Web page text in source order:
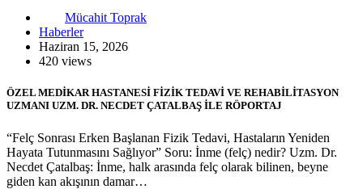
Mücahit Toprak
Haberler
Haziran 15, 2026
420 views
ÖZEL MEDİKAR HASTANESİ FİZİK TEDAVİ VE REHABİLİTASYON
UZMANI UZM. DR. NECDET ÇATALBAŞ İLE RÖPORTAJ
“Felç Sonrası Erken Başlanan Fizik Tedavi, Hastaların Yeniden
Hayata Tutunmasını Sağlıyor” Soru: İnme (felç) nedir? Uzm. Dr.
Necdet Çatalbaş: İnme, halk arasında felç olarak bilinen, beyne
giden kan akışının damar…